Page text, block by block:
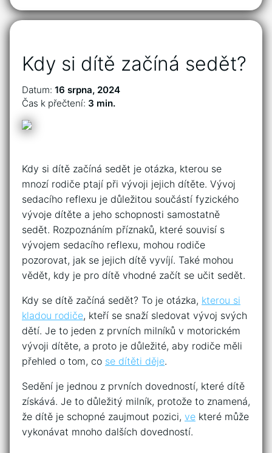
Kdy si dítě začíná sedět?
Datum: 16 srpna, 2024
Čas k přečtení: 3 min.
Kdy si dítě začíná sedět je otázka, kterou se
mnozí rodiče ptají při vývoji jejich dítěte. Vývoj
sedacího reflexu je důležitou součástí fyzického
vývoje dítěte a jeho schopnosti samostatně
sedět. Rozpoznáním příznaků, které souvisí s
vývojem sedacího reflexu, mohou rodiče
pozorovat, jak se jejich dítě vyvíjí. Také mohou
vědět, kdy je pro dítě vhodné začít se učit sedět.
Kdy se dítě začíná sedět? To je otázka, kterou si
kladou rodiče, kteří se snaží sledovat vývoj svých
dětí. Je to jeden z prvních milníků v motorickém
vývoji dítěte, a proto je důležité, aby rodiče měli
přehled o tom, co se dítěti děje.
Sedění je jednou z prvních dovedností, které dítě
získává. Je to důležitý milník, protože to znamená,
že dítě je schopné zaujmout pozici, ve které může
vykonávat mnoho dalších dovedností.